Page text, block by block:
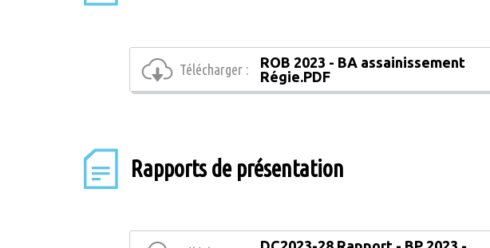
Télécharger :
ROB 2023 - BA assainissement
Régie.PDF
Rapports de présentation